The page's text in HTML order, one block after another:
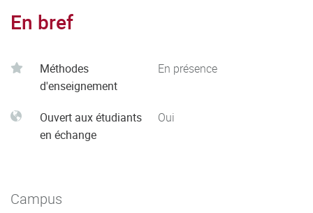
En bref
Méthodes
d'enseignement
En présence
Ouvert aux étudiants
en échange
Oui
Campus